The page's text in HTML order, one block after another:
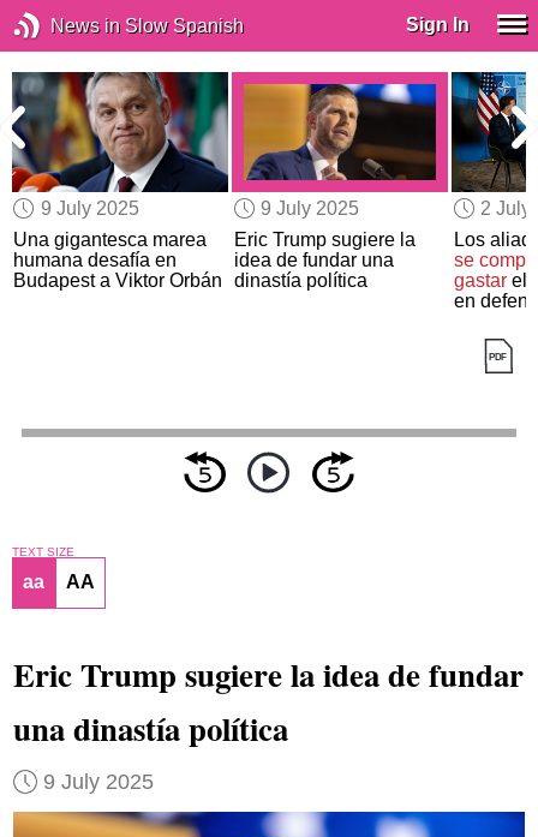
News in Slow Spanish Sign In
9 July 2025
Una gigantesca marea
humana desafía en
Budapest a Viktor Orbán
9 July 2025
Eric Trump sugiere la
idea de fundar una
dinastía política
2 July
Los
se
gastarel
en
TEXT SIZE
aa AA
Eric Trump sugiere la idea de fundar
una dinastía política
9 July 2025